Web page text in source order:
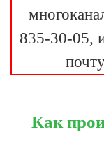
835-30-05,
Как